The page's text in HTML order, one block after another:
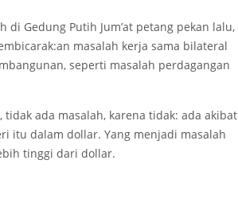
di Gedung Putih Jum’at petang pekan lalu,
masalah kerja sama bilateral
seperti masalah perdagangan
tidak ada masalah, karena tidak: ada akibat
itu dalam dollar. Yang menjadi masalah
tinggi dari dollar.